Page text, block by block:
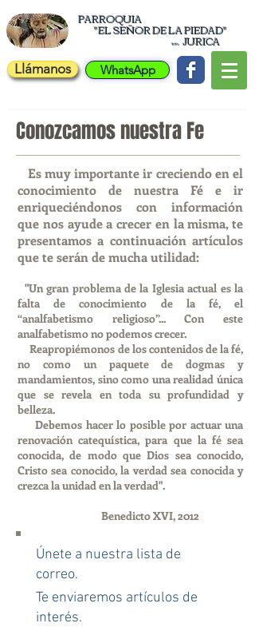
PARROQUIA
"ELSEÑOR DE LA PIEDAD"
enJURICA
Llámanos WhatsApp
Conozcamos nuestra Fe
Es muy importante ir creciendo en el
conocimiento de nuestra Fé e ir
enriqueciéndonos con información
que nos ayude a crecer en la misma, te
presentamos a continuación artículos
que te serán de mucha utilidad:
"Un gran problema de la Iglesia actual es la
falta de conocimiento de la fé, el
“analfabetismo religioso”... Con este
analfabetismo no podemos crecer.
Reapropiémonos de los contenidos de la fé,
no como un paquete de dogmas y
mandamientos, sino como una realidad única
que se revela en toda su profundidad y
belleza.
Debemos hacer lo posible por actuar una
renovación catequística, para que la fé sea
conocida, de modo que Dios sea conocido,
Cristo sea conocido, la verdad sea conocida y
crezca la unidad en la verdad".
Benedicto XVI, 2012
Únete a nuestra lista de
correo.
Te enviaremos artículos de
interés.